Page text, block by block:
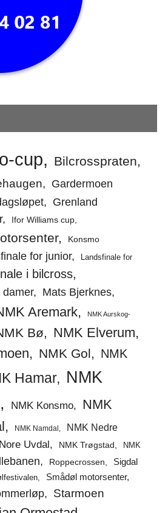
cup
Bilcrosspraten
Gardermoen
Grenland
Ifor Williams cup
Konsmo
for junior
Landsfinale for
i bilcross
damer Mats Bjerknes
Aremark NMK Aurskog-
Bø NMK Elverum
NMK Gol
NMK
Hamar
NMK
NMK Konsmo
NMK
NMK Namdal
NMK Nedre
Uvdal NMK Trøgstad
NMK
Roppecrossen
Sigdal
Smådøl motorsenter
Starmoen